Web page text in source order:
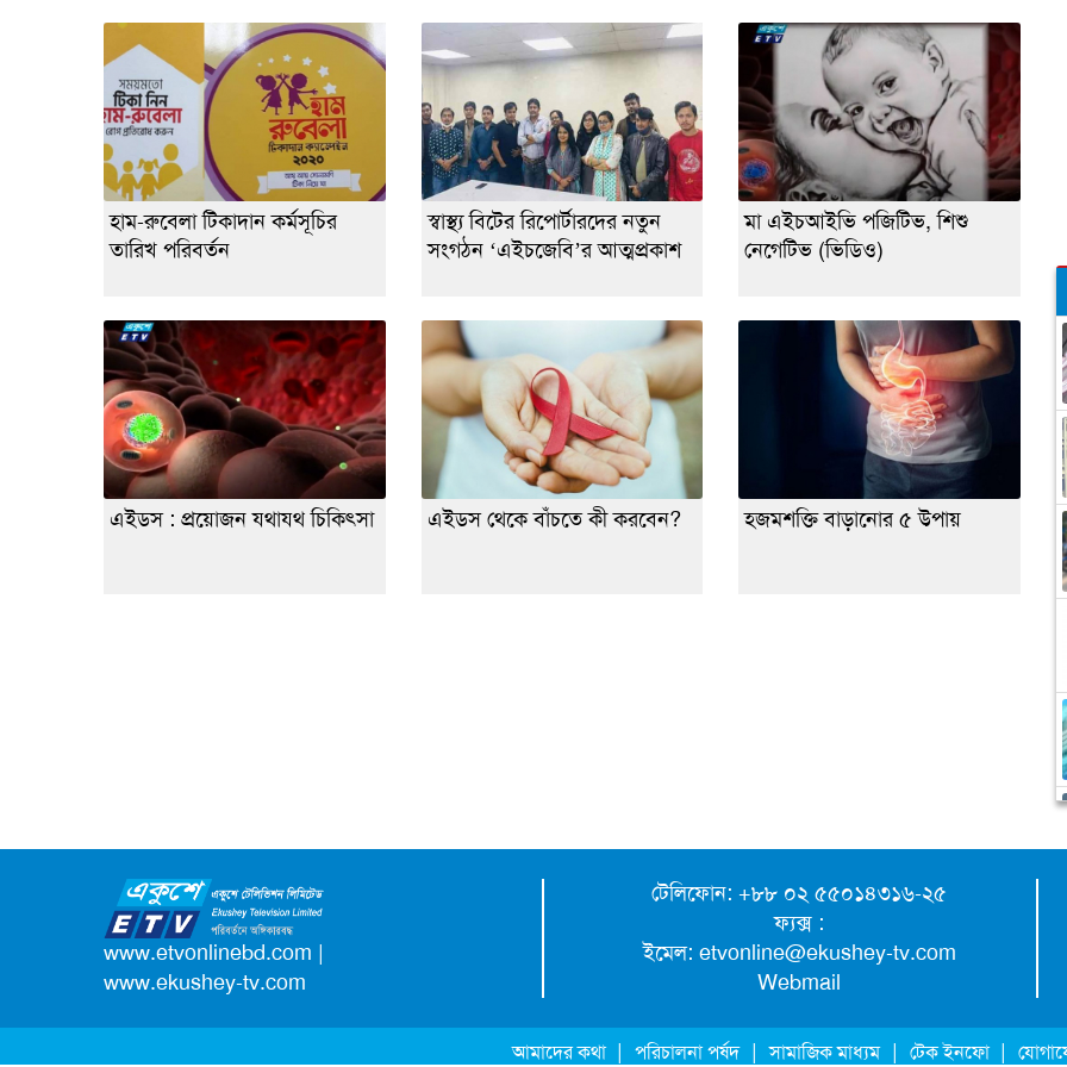
হাম-রুবেলা টিকাদান কর্মসূচির
তারিখ পরিবর্তন
স্বাস্থ্য বিটের রিপোর্টারদের নতুন
সংগঠন ‘এইচজেবি’র আত্মপ্রকাশ
মা এইচআইভি পজিটিভ, শিশু
নেগেটিভ (ভিডিও)
এইডস : প্রয়োজন যথাযথ চিকিৎসা এইডস থেকে বাঁচতে কী করবেন? হজমশক্তি বাড়ানোর ৫ উপায়
www.etvonlinebd.com |
www.ekushey-tv.com
টেলিফোন: +৮৮ ০২ ৫৫০১৪৩১৬-২৫
ফ্যক্স :
ইমেল: etvonline@ekushey-tv.com
Webmail
আমাদের কথা | পরিচালনা পর্ষদ | সামাজিক মাধ্যম | টেক ইনফো |